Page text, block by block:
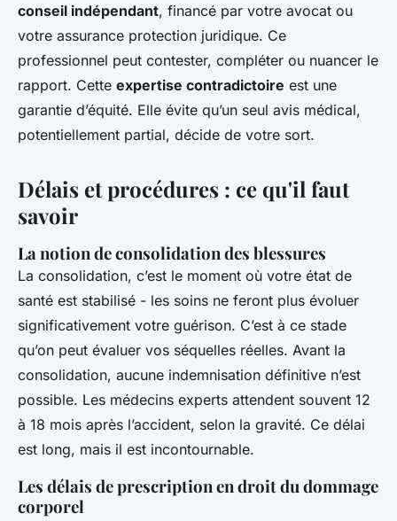
conseil indépendant, financé par votre avocat ou
votre assurance protection juridique. Ce
professionnel peut contester, compléter ou nuancer le
rapport. Cette expertise contradictoire est une
garantie d’équité. Elle évite qu’un seul avis médical,
potentiellement partial, décide de votre sort.
Délais et procédures : ce qu'il faut
savoir
La notion de consolidation des blessures
La consolidation, c’est le moment où votre état de
santé est stabilisé - les soins ne feront plus évoluer
significativement votre guérison. C’est à ce stade
qu’on peut évaluer vos séquelles réelles. Avant la
consolidation, aucune indemnisation définitive n’est
possible. Les médecins experts attendent souvent 12
à 18 mois après l’accident, selon la gravité. Ce délai
est long, mais il est incontournable.
Les délais de prescription en droit du dommage
corporel